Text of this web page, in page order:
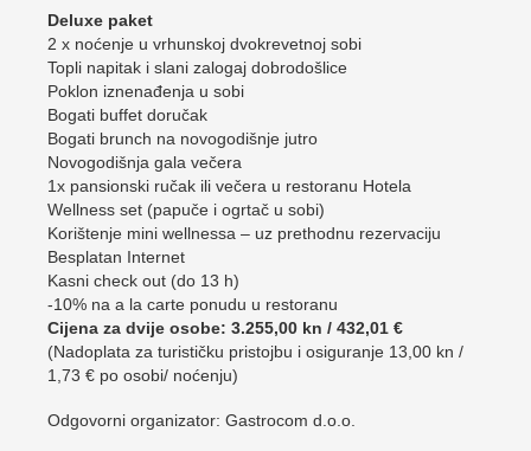
Deluxe paket
2 x noćenje u vrhunskoj dvokrevetnoj sobi
Topli napitak i slani zalogaj dobrodošlice
Poklon iznenađenja u sobi
Bogati buffet doručak
Bogati brunch na novogodišnje jutro
Novogodišnja gala večera
1x pansionski ručak ili večera u restoranu Hotela
Wellness set (papuče i ogrtač u sobi)
Korištenje mini wellnessa – uz prethodnu rezervaciju
Besplatan Internet
Kasni check out (do 13 h)
-10% na a la carte ponudu u restoranu
Cijena za dvije osobe: 3.255,00 kn / 432,01 €
(Nadoplata za turističku pristojbu i osiguranje 13,00 kn /
1,73 € po osobi/ noćenju)
Odgovorni organizator: Gastrocom d.o.o.